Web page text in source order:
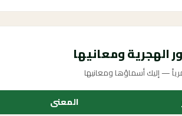
الهجرية ومعانيها
المعنى